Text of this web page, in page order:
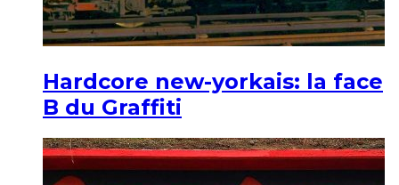
Hardcore new-yorkais: la face
B du Graffiti